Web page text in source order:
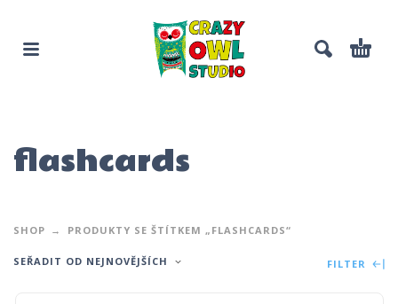
flashcards
SHOP PRODUKTY SE ŠTÍTKEM „FLASHCARDS“
SEŘADIT OD NEJNOVĚJŠÍCH FILTER